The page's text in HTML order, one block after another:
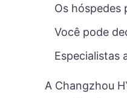
Os hóspedes
Você pode
Especialistas
A Changzhou